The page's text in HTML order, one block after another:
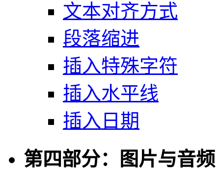
文本对齐方式
段落缩进
插入特殊字符
插入水平线
插入日期
第四部分：图片与音频